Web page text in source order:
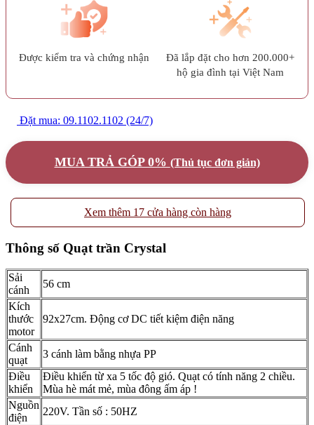
Được kiểm tra và chứng nhận
Đã lắp đặt cho hơn 200.000+
hộ gia đình tại Việt Nam
Đặt mua: 09.1102.1102 (24/7)
MUA TRẢ GÓP 0% (Thủ tục đơn giản)
Xem thêm 17 cửa hàng còn hàng
Thông số Quạt trần Crystal
Sải
cánh
56 cm
Kích
thước
motor
92x27cm. Động cơ DC tiết kiệm điện năng
Cánh
quạt
3 cánh làm bằng nhựa PP
Điều
khiển
Điều khiển từ xa 5 tốc độ gió. Quạt có tính năng 2 chiều.
Mùa hè mát mẻ, mùa đông ấm áp !
Nguồn
điện
220V. Tần số : 50HZ